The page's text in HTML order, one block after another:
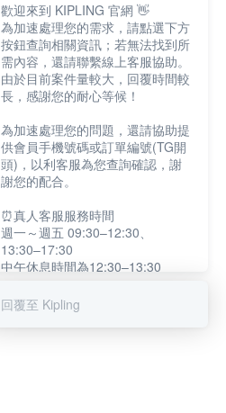
歡迎來到 KIPLING 官網 👋
為加速處理您的需求，請點選下方
按鈕查詢相關資訊；若無法找到所
需內容，還請聯繫線上客服協助。
由於目前案件量較大，回覆時間較
長，感謝您的耐心等候！
為加速處理您的問題，還請協助提
供會員手機號碼或訂單編號(TG開
頭)，以利客服為您查詢確認，謝
謝您的配合。
⏰真人客服服務時間
週一～週五 09:30–12:30、
13:30–17:30
中午休息時間為12:30–13:30
提醒您：系統會自動已讀訊息，如
回覆至 Kipling